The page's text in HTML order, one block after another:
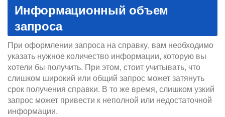
Информационный объем
запроса
При оформлении запроса на справку, вам необходимо
указать нужное количество информации, которую вы
хотели бы получить. При этом, стоит учитывать, что
слишком широкий или общий запрос может затянуть
срок получения справки. В то же время, слишком узкий
запрос может привести к неполной или недостаточной
информации.